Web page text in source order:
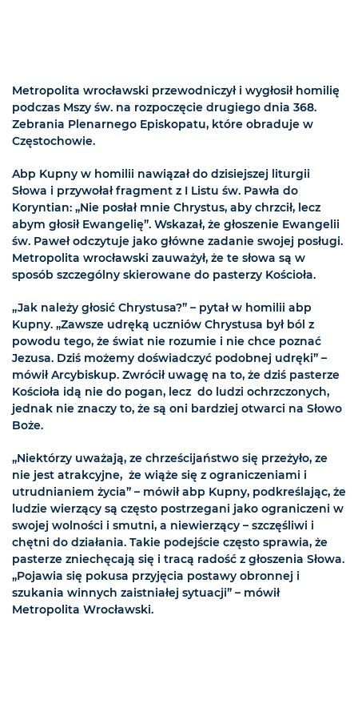
Metropolita wrocławski przewodniczył i wygłosił homilię
podczas Mszy św. na rozpoczęcie drugiego dnia 368.
Zebrania Plenarnego Episkopatu, które obraduje w
Częstochowie.
Abp Kupny w homilii nawiązał do dzisiejszej liturgii
Słowa i przywołał fragment z I Listu św. Pawła do
Koryntian: „Nie posłał mnie Chrystus, aby chrzcił, lecz
abym głosił Ewangelię”. Wskazał, że głoszenie Ewangelii
św. Paweł odczytuje jako główne zadanie swojej posługi.
Metropolita wrocławski zauważył, że te słowa są w
sposób szczególny skierowane do pasterzy Kościoła.
„Jak należy głosić Chrystusa?” – pytał w homilii abp
Kupny. „Zawsze udręką uczniów Chrystusa był ból z
powodu tego, że świat nie rozumie i nie chce poznać
Jezusa. Dziś możemy doświadczyć podobnej udręki” –
mówił Arcybiskup. Zwrócił uwagę na to, że dziś pasterze
Kościoła idą nie do pogan, lecz do ludzi ochrzczonych,
jednak nie znaczy to, że są oni bardziej otwarci na Słowo
Boże.
„Niektórzy uważają, ze chrześcijaństwo się przeżyło, ze
nie jest atrakcyjne, że wiąże się z ograniczeniami i
utrudnianiem życia” – mówił abp Kupny, podkreślając, że
ludzie wierzący są często postrzegani jako ograniczeni w
swojej wolności i smutni, a niewierzący – szczęśliwi i
chętni do działania. Takie podejście często sprawia, że
pasterze zniechęcają się i tracą radość z głoszenia Słowa.
„Pojawia się pokusa przyjęcia postawy obronnej i
szukania winnych zaistniałej sytuacji” – mówił
Metropolita Wrocławski.